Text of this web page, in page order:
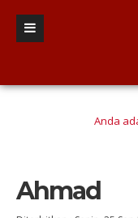
Anda
Ahmad